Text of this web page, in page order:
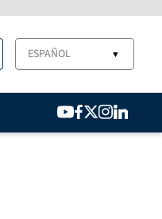
ESPAÑOL ▼